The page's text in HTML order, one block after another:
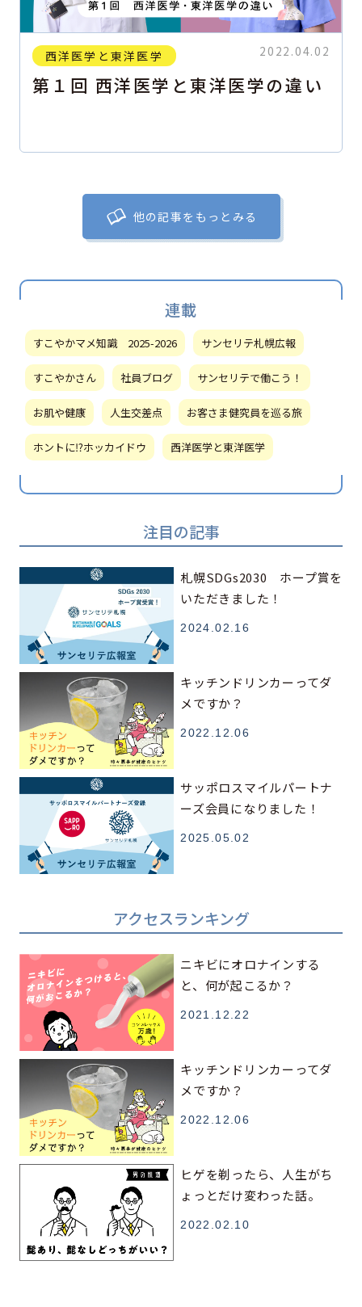
2022.04.02
西洋医学と東洋医学
第１回 西洋医学と東洋医学の違い
他の記事をもっとみる
連載
すこやかマメ知識 2025-2026 サンセリテ札幌広報
すこやかさん 社員ブログ サンセリテで働こう！
お肌や健康 人生交差点 お客さま健究員を巡る旅
ホントに⁉ホッカイドウ 西洋医学と東洋医学
注目の記事
札幌SDGs2030 ホープ賞を
いただきました！
2024.02.16
キッチンドリンカーってダ
メですか？
2022.12.06
サッポロスマイルパートナ
ーズ会員になりました！
2025.05.02
アクセスランキング
ニキビにオロナインする
と、何が起こるか？
2021.12.22
キッチンドリンカーってダ
メですか？
2022.12.06
ヒゲを剃ったら、人生がち
ょっとだけ変わった話。
2022.02.10